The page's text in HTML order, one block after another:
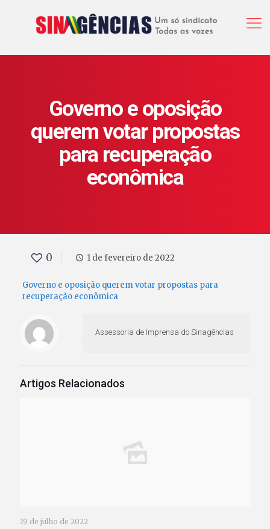
Governo e oposição
querem votar propostas
para recuperação
econômica
0 1 de fevereiro de 2022
Governo e oposição querem votar propostas para
recuperação econômica
Assessoria de Imprensa do Sinagências
Artigos Relacionados
19 de julho de 2022